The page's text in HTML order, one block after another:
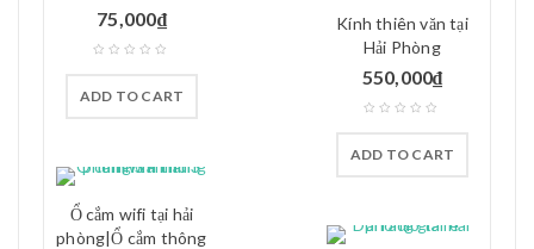
75,000₫
ADD TO CART
Ổ cắm wifi tại hải
phòng|Ổ cắm thông
Kính thiên văn tại
Hải Phòng
550,000₫
ADD TO CART